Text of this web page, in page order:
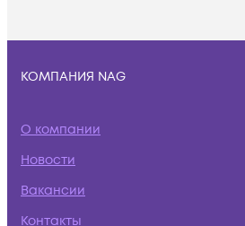
КОМПАНИЯ NAG
О компании
Новости
Вакансии
Контакты